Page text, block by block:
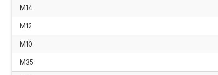
M14
M12
M10
M35